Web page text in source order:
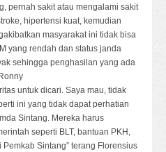
pernah sakit atau mengalami sakit
hipertensi kuat, kemudian
masyarakat ini tidak bisa
yang rendah dan status janda
sehingga penghasilan yang ada
untuk dicari. Saya mau, tidak
ini yang tidak dapat perhatian
Sintang. Mereka harus
seperti BLT, bantuan PKH,
Sintang” terang Florensius